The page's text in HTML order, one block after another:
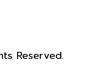
Reserved.